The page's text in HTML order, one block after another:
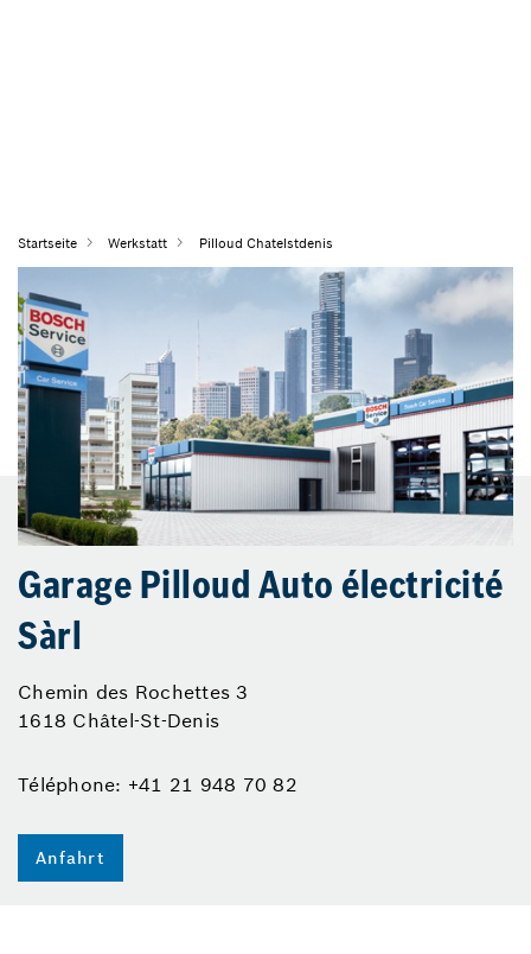
Startseite Werkstatt Pilloud Chatelstdenis
Garage Pilloud Auto électricité
Sàrl
Chemin des Rochettes 3
1618 Châtel-St-Denis
Téléphone: +41 21 948 70 82
Anfahrt